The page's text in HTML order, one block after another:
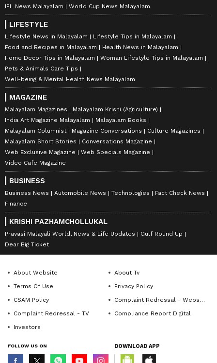
IPL News Malayalam
World Cup News Malayalam
LIFESTYLE
Lifestyle News in Malayalam
Lifestyle Tips in Malayalam
Food and Recipes in Malayalam
Health News in Malayalam
Home Decor Tips in Malayalam
Woman Lifestyle Tips in Malayalam
Pets & Animals Care Tips
Well-being & Mental Health News Malayalam
MAGAZINE
Malayalam Magazines
Malayalam Krishi (Agriculture)
India Art Magazine Malayalam
Malayalam Books
Malayalam Columnist
Magazine Conversations
Culture Magazines
Malayalam Short Stories
Conversations Magazine
Web Exclusive Magazine
Web Specials Magazine
Video Cafe Magazine
BUSINESS
Business News Automobile News Technologies
Fact Check News
Finance
KRISHI PAZHAMCHOLLUKAL
Pravasi Malayali World, News & Life Updates
Gulf Round Up
Dear Big Ticket
About Website
About Tv
Terms Of Use
Privacy Policy
CSAM Policy
Complaint Redressal - Website
Complaint Redressal - TV
Compliance Report Digital
Investors
FOLLOW US ON DOWNLOAD APP